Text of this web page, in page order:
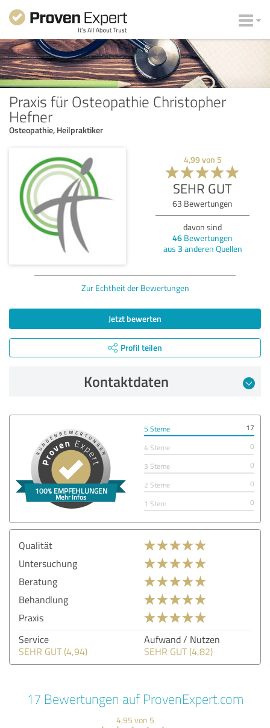
Praxis für Osteopathie Christopher
Hefner
Osteopathie, Heilpraktiker
4,99von 5
SEHR GUT
63 Bewertungen
davon sind
46 Bewertungen
aus 3 anderen Quellen
Zur Echtheit der Bewertungen
Jetzt bewerten
Profil teilen
Kontaktdaten
5 Sterne
17
4 Sterne
0
3 Sterne
0
2 Sterne
0
1 Stern
0
Qualität
Untersuchung
Beratung
Behandlung
Praxis
Service
SEHR GUT (4,94)
Aufwand / Nutzen
SEHR GUT (4,82)
17 Bewertungen auf ProvenExpert.com
4,95 von 5